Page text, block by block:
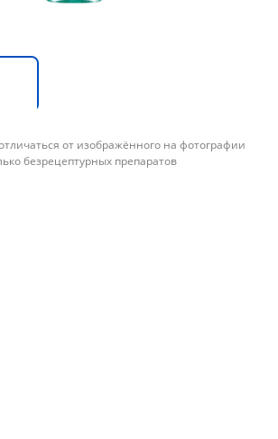
от изображённого на фотографии
безрецептурных препаратов